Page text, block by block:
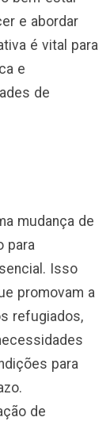
e abordar
é vital para
e
de
mudança de
para
Isso
promovam a
refugiados,
para
de